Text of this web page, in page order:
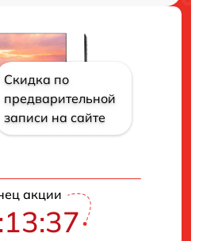
Скидка по
предварительной
записи на сайте
акции